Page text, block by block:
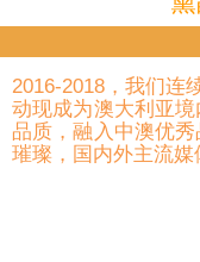
2016-2018，我们连
动现成为澳大利亚
品质，融入中澳优
璀璨，国内外主流媒